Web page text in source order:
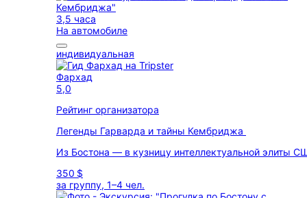
3,5 часа
На автомобиле
индивидуальная
Фархад
5,0
Рейтинг организатора
Легенды Гарварда и тайны Кембриджа
Из Бостона — в кузницу интеллектуальной элиты
350 $
за группу, 1–4 чел.